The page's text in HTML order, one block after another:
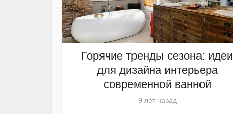
Горячие тренды сезона: идеи
для дизайна интерьера
современной ванной
9 лет назад